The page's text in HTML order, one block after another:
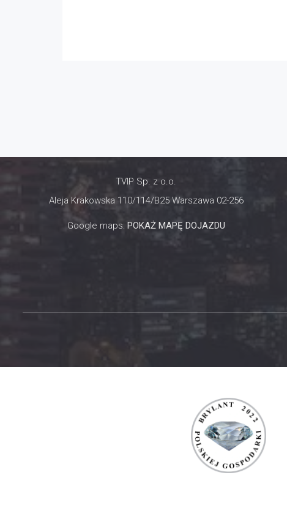
TVIP Sp. z o.o.
Aleja Krakowska 110/114/B25 Warszawa 02-256
Google maps: POKAŻ MAPĘ DOJAZDU